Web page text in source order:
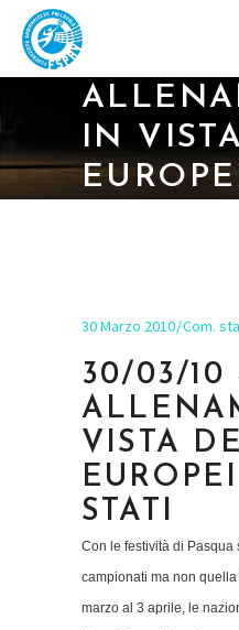
IN
30 Marzo 2010 Com.
30/03/10
VISTA
STATI
Con le festività di Pasqua
campionati ma non
marzo al 3 aprile, le